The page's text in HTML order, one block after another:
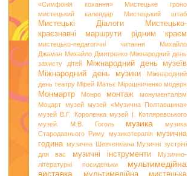
«Симфонія кохання»
Мистецьке гроно
мистецький календар
Мистецький штаб
Мистецькі Діалоги
Мистецько-
краєзнавчі маршрути рідним краєм
мистецько-педагогічні читання
Михайло
Джаман Михайло Дмитренко Міжнародний день
захисту дітей
Міжнародний день музеїв
Міжнародний день музики
Міжнародний
день театру Мірей Матьє Мірошниченко модерн
Монмартр Монро монтаж
монументалізм
Моцарт музей музей «Музична Полтавщина»
музей В.Г. Короленка музей І. Котляревського
музей. М.В. Гоголь
музика
музика
Стародавнього Риму музикотерапія
музична
година музична Шевченкіана Музичні зустрічі
для вас
музичні інструменти
Музично-
літературні посиденьки
мультимедійна
виставка
мультимедійна мистецька